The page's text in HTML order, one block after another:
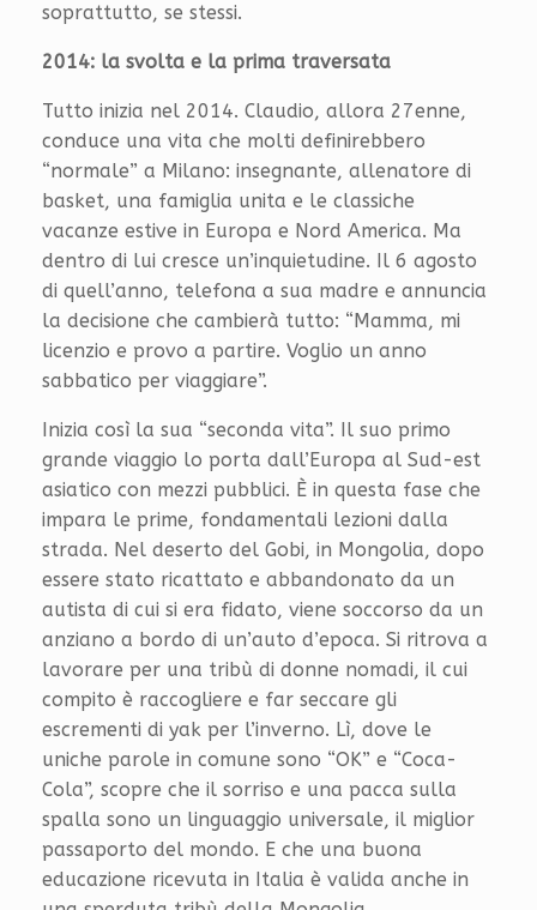
soprattutto, se stessi.
2014: la svolta e la prima traversata
Tutto inizia nel 2014. Claudio, allora 27enne,
conduce una vita che molti definirebbero
“normale” a Milano: insegnante, allenatore di
basket, una famiglia unita e le classiche
vacanze estive in Europa e Nord America. Ma
dentro di lui cresce un’inquietudine. Il 6 agosto
di quell’anno, telefona a sua madre e annuncia
la decisione che cambierà tutto: “Mamma, mi
licenzio e provo a partire. Voglio un anno
sabbatico per viaggiare”.
Inizia così la sua “seconda vita”. Il suo primo
grande viaggio lo porta dall’Europa al Sud-est
asiatico con mezzi pubblici. È in questa fase che
impara le prime, fondamentali lezioni dalla
strada. Nel deserto del Gobi, in Mongolia, dopo
essere stato ricattato e abbandonato da un
autista di cui si era fidato, viene soccorso da un
anziano a bordo di un’auto d’epoca. Si ritrova a
lavorare per una tribù di donne nomadi, il cui
compito è raccogliere e far seccare gli
escrementi di yak per l’inverno. Lì, dove le
uniche parole in comune sono “OK” e “Coca-
Cola”, scopre che il sorriso e una pacca sulla
spalla sono un linguaggio universale, il miglior
passaporto del mondo. E che una buona
educazione ricevuta in Italia è valida anche in